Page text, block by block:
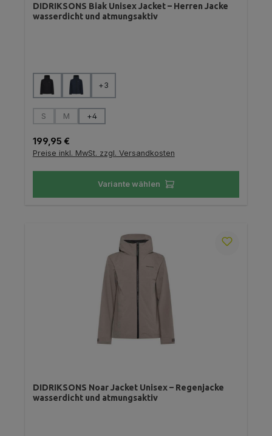
DIDRIKSONS Biak Unisex Jacket – Herren Jacke
wasserdicht und atmungsaktiv
Farbe auswählen
+3
Größe auswählen
S
(Diese Option ist zurzeit nicht verfügbar.)
M
(Diese Option ist zurzeit nicht verfügbar.)
+4
Regulärer Preis:
199,95 €
Preise inkl. MwSt. zzgl. Versandkosten
Variante wählen
DIDRIKSONS Noar Jacket Unisex – Regenjacke
wasserdicht und atmungsaktiv